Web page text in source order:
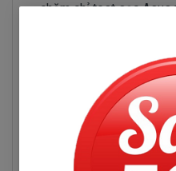
chăm chỉ test sạc Asus
chỉ tuyển chọn những
Sạc
Những hư